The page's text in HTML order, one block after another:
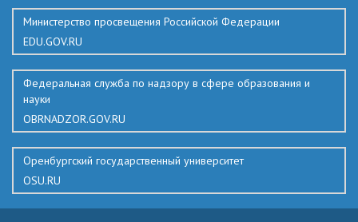
Министерство просвещения Российской Федерации
EDU.GOV.RU
Федеральная служба по надзору в сфере образования и
науки
OBRNADZOR.GOV.RU
Оренбургский государственный университет
OSU.RU